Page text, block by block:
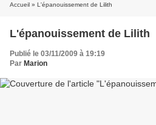
Accueil » L'épanouissement de Lilith
L'épanouissement de Lilith
Publié le 03/11/2009 à 19:19
Par Marion